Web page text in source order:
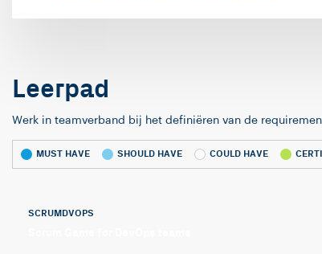
Leerpad
Werk in teamverband bij het definiëren van de
MUST HAVE SHOULD HAVE COULD HAVE
SCRUMDVOPS